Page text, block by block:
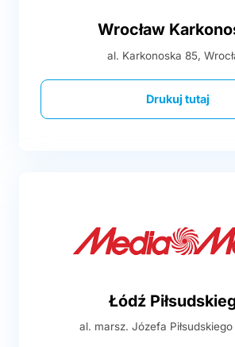
Wrocław
al. Karkonoska 85,
Drukuj tutaj
Łódź
al. marsz. Józefa Piłsudskiego